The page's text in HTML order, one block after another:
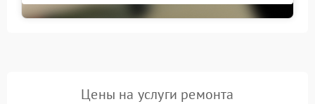
Цены на услуги ремонта